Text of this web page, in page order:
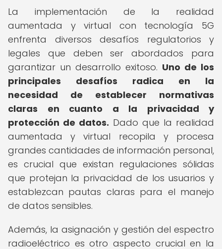
La implementación de la realidad
aumentada y virtual con tecnología 5G
enfrenta diversos desafíos regulatorios y
legales que deben ser abordados para
garantizar un desarrollo exitoso. Uno de los
principales desafíos radica en la
necesidad de establecer normativas
claras en cuanto a la privacidad y
protección de datos. Dado que la realidad
aumentada y virtual recopila y procesa
grandes cantidades de información personal,
es crucial que existan regulaciones sólidas
que protejan la privacidad de los usuarios y
establezcan pautas claras para el manejo
de datos sensibles.
Además, la asignación y gestión del espectro
radioeléctrico es otro aspecto crucial en la